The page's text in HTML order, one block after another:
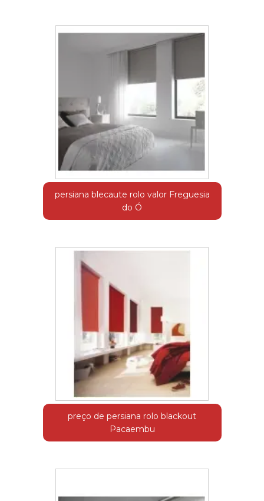
persiana blecaute rolo valor Freguesia
do Ó
preço de persiana rolo blackout
Pacaembu